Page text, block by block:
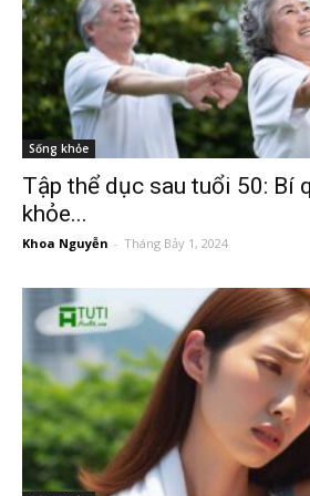
Sống khỏe
Tập thể dục sau tuổi 50: Bí
khỏe...
Khoa Nguyễn - Tháng Bảy 1, 2024